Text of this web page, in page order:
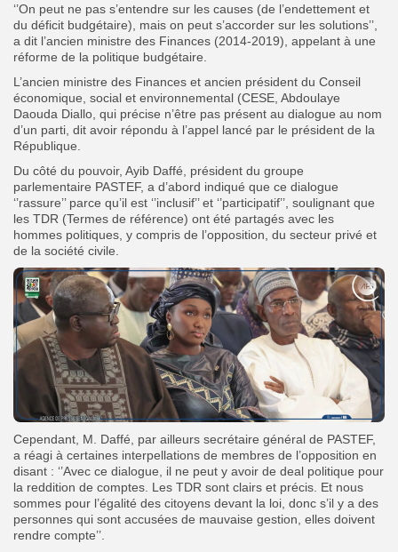
‘’On peut ne pas s’entendre sur les causes (de l’endettement et
du déficit budgétaire), mais on peut s’accorder sur les solutions’’,
a dit l’ancien ministre des Finances (2014-2019), appelant à une
réforme de la politique budgétaire.
L’ancien ministre des Finances et ancien président du Conseil
économique, social et environnemental (CESE, Abdoulaye
Daouda Diallo, qui précise n’être pas présent au dialogue au nom
d’un parti, dit avoir répondu à l’appel lancé par le président de la
République.
Du côté du pouvoir, Ayib Daffé, président du groupe
parlementaire PASTEF, a d’abord indiqué que ce dialogue
‘’rassure’’ parce qu’il est ‘’inclusif’’ et ‘’participatif’’, soulignant que
les TDR (Termes de référence) ont été partagés avec les
hommes politiques, y compris de l’opposition, du secteur privé et
de la société civile.
Cependant, M. Daffé, par ailleurs secrétaire général de PASTEF,
a réagi à certaines interpellations de membres de l’opposition en
disant : ‘’Avec ce dialogue, il ne peut y avoir de deal politique pour
la reddition de comptes. Les TDR sont clairs et précis. Et nous
sommes pour l’égalité des citoyens devant la loi, donc s’il y a des
personnes qui sont accusées de mauvaise gestion, elles doivent
rendre compte’’.